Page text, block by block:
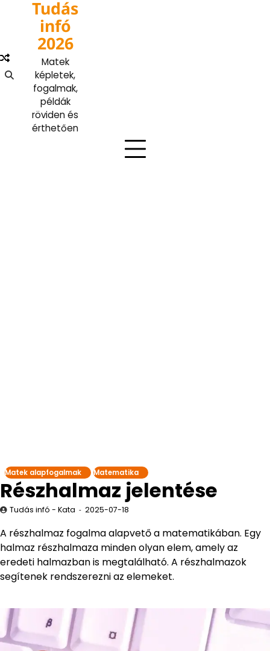
Tudás
infó
2026
Matek
képletek,
fogalmak,
példák
röviden és
érthetően
Matek alapfogalmak Matematika
Részhalmaz jelentése
Tudás infó - Kata 2025-07-18
A részhalmaz fogalma alapvető a matematikában. Egy
halmaz részhalmaza minden olyan elem, amely az
eredeti halmazban is megtalálható. A részhalmazok
segítenek rendszerezni az elemeket.